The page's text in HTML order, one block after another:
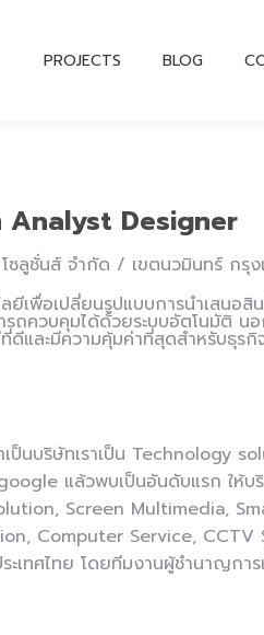
PROJECTS BLOG
Analyst Designer
ซลูชั่นส์ จำกัด / เขตนวมินทร์ กรุง
ลยีเพื่อเปลี่ยนรูปแบบการนำเสนอ
รถควบคุมได้ด้วยระบบอัตโนมัติ น
ที่ดีและมีความคุ้มค่าที่สุดสำหรับธุร
เป็นบริษัทเราเป็น Technology
แล้วพบเป็นอันดับแรก ให้บ
Screen Multimedia,
Computer Service, CCTV
เทศไทย โดยทีมงานผู้ชำนาญกา